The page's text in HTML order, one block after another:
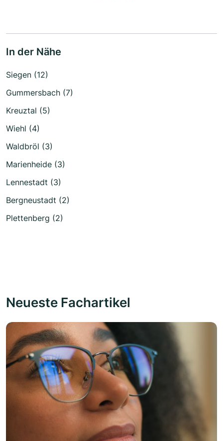
In der Nähe
Siegen (12)
Gummersbach (7)
Kreuztal (5)
Wiehl (4)
Waldbröl (3)
Marienheide (3)
Lennestadt (3)
Bergneustadt (2)
Plettenberg (2)
Neueste Fachartikel